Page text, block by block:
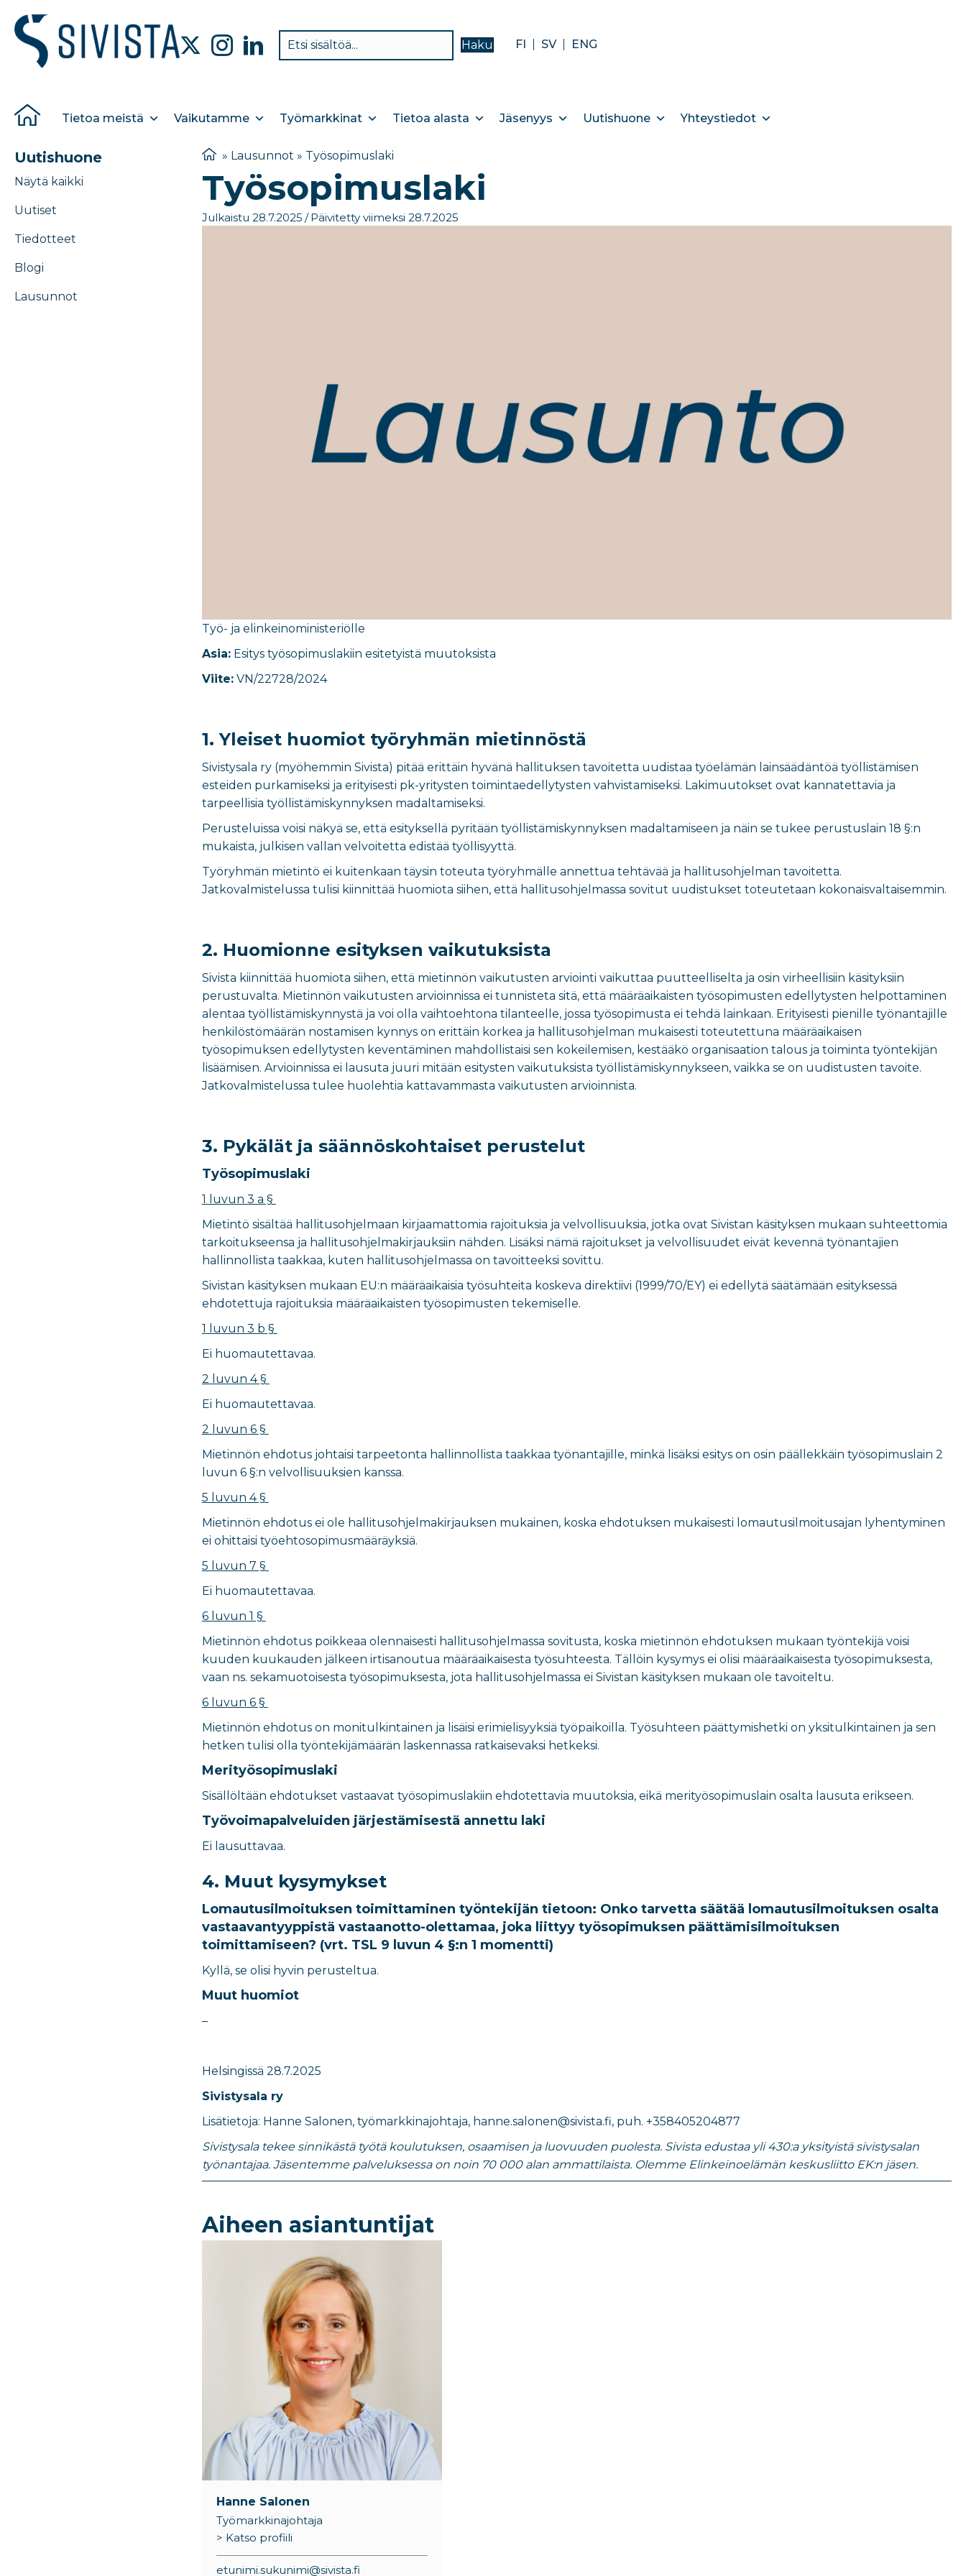
Haku FI SV ENG
Tietoa meistä Vaikutamme Työmarkkinat Tietoa alasta Jäsenyys Uutishuone Yhteystiedot
Uutishuone
Näytä kaikki
Uutiset
Tiedotteet
Blogi
Lausunnot
» Lausunnot » Työsopimuslaki
Työsopimuslaki
Julkaistu 28.7.2025 / Päivitetty viimeksi 28.7.2025
Työ- ja elinkeinoministeriölle
Asia: Esitys työsopimuslakiin esitetyistä muutoksista
Viite: VN/22728/2024
1. Yleiset huomiot työryhmän mietinnöstä
Sivistysala ry (myöhemmin Sivista) pitää erittäin hyvänä hallituksen tavoitetta uudistaa työelämän lainsäädäntöä työllistämisen
esteiden purkamiseksi ja erityisesti pk-yritysten toimintaedellytysten vahvistamiseksi. Lakimuutokset ovat kannatettavia ja
tarpeellisia työllistämiskynnyksen madaltamiseksi.
Perusteluissa voisi näkyä se, että esityksellä pyritään työllistämiskynnyksen madaltamiseen ja näin se tukee perustuslain 18 §:n
mukaista, julkisen vallan velvoitetta edistää työllisyyttä.
Työryhmän mietintö ei kuitenkaan täysin toteuta työryhmälle annettua tehtävää ja hallitusohjelman tavoitetta.
Jatkovalmistelussa tulisi kiinnittää huomiota siihen, että hallitusohjelmassa sovitut uudistukset toteutetaan kokonaisvaltaisemmin.
2. Huomionne esityksen vaikutuksista
Sivista kiinnittää huomiota siihen, että mietinnön vaikutusten arviointi vaikuttaa puutteelliselta ja osin virheellisiin käsityksiin
perustuvalta. Mietinnön vaikutusten arvioinnissa ei tunnisteta sitä, että määräaikaisten työsopimusten edellytysten helpottaminen
alentaa työllistämiskynnystä ja voi olla vaihtoehtona tilanteelle, jossa työsopimusta ei tehdä lainkaan. Erityisesti pienille työnantajille
henkilöstömäärän nostamisen kynnys on erittäin korkea ja hallitusohjelman mukaisesti toteutettuna määräaikaisen
työsopimuksen edellytysten keventäminen mahdollistaisi sen kokeilemisen, kestääkö organisaation talous ja toiminta työntekijän
lisäämisen. Arvioinnissa ei lausuta juuri mitään esitysten vaikutuksista työllistämiskynnykseen, vaikka se on uudistusten tavoite.
Jatkovalmistelussa tulee huolehtia kattavammasta vaikutusten arvioinnista.
3. Pykälät ja säännöskohtaiset perustelut
Työsopimuslaki
1 luvun 3 a §
Mietintö sisältää hallitusohjelmaan kirjaamattomia rajoituksia ja velvollisuuksia, jotka ovat Sivistan käsityksen mukaan suhteettomia
tarkoitukseensa ja hallitusohjelmakirjauksiin nähden. Lisäksi nämä rajoitukset ja velvollisuudet eivät kevennä työnantajien
hallinnollista taakkaa, kuten hallitusohjelmassa on tavoitteeksi sovittu.
Sivistan käsityksen mukaan EU:n määräaikaisia työsuhteita koskeva direktiivi (1999/70/EY) ei edellytä säätämään esityksessä
ehdotettuja rajoituksia määräaikaisten työsopimusten tekemiselle.
1 luvun 3 b §
Ei huomautettavaa.
2 luvun 4 §
Ei huomautettavaa.
2 luvun 6 §
Mietinnön ehdotus johtaisi tarpeetonta hallinnollista taakkaa työnantajille, minkä lisäksi esitys on osin päällekkäin työsopimuslain 2
luvun 6 §:n velvollisuuksien kanssa.
5 luvun 4 §
Mietinnön ehdotus ei ole hallitusohjelmakirjauksen mukainen, koska ehdotuksen mukaisesti lomautusilmoitusajan lyhentyminen
ei ohittaisi työehtosopimusmääräyksiä.
5 luvun 7 §
Ei huomautettavaa.
6 luvun 1 §
Mietinnön ehdotus poikkeaa olennaisesti hallitusohjelmassa sovitusta, koska mietinnön ehdotuksen mukaan työntekijä voisi
kuuden kuukauden jälkeen irtisanoutua määräaikaisesta työsuhteesta. Tällöin kysymys ei olisi määräaikaisesta työsopimuksesta,
vaan ns. sekamuotoisesta työsopimuksesta, jota hallitusohjelmassa ei Sivistan käsityksen mukaan ole tavoiteltu.
6 luvun 6 §
Mietinnön ehdotus on monitulkintainen ja lisäisi erimielisyyksiä työpaikoilla. Työsuhteen päättymishetki on yksitulkintainen ja sen
hetken tulisi olla työntekijämäärän laskennassa ratkaisevaksi hetkeksi.
Merityösopimuslaki
Sisällöltään ehdotukset vastaavat työsopimuslakiin ehdotettavia muutoksia, eikä merityösopimuslain osalta lausuta erikseen.
Työvoimapalveluiden järjestämisestä annettu laki
Ei lausuttavaa.
4. Muut kysymykset
Lomautusilmoituksen toimittaminen työntekijän tietoon: Onko tarvetta säätää lomautusilmoituksen osalta
vastaavantyyppistä vastaanotto-olettamaa, joka liittyy työsopimuksen päättämisilmoituksen
toimittamiseen? (vrt. TSL 9 luvun 4 §:n 1 momentti)
Kyllä, se olisi hyvin perusteltua.
Muut huomiot
–
Helsingissä 28.7.2025
Sivistysala ry
​Lisätietoja: Hanne Salonen, työmarkkinajohtaja​, hanne.salonen@sivista.fi, puh. +358405204877
Sivistysala tekee sinnikästä työtä koulutuksen, osaamisen ja luovuuden puolesta. Sivista edustaa yli 430:a yksityistä sivistysalan
työnantajaa. Jäsentemme palveluksessa on noin 70 000 alan ammattilaista. Olemme Elinkeinoelämän keskusliitto EK:n jäsen.
Aiheen asiantuntijat
Hanne Salonen
Työmarkkinajohtaja
> Katso profiili
etunimi.sukunimi@sivista.fi